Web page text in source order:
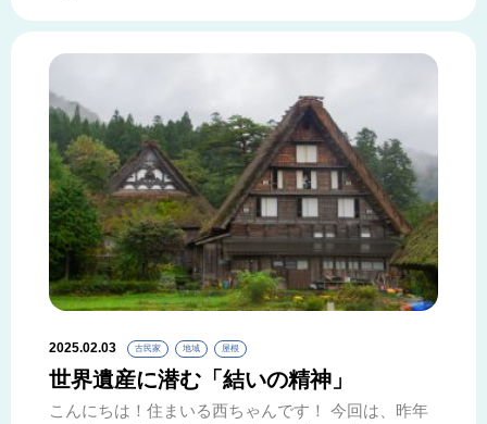
2025.02.03 古民家 地域 屋根
世界遺産に潜む「結いの精神」
こんにちは！住まいる西ちゃんです！ 今回は、昨年